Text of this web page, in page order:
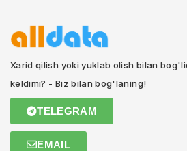
Xarid qilish yoki yuklab olish bilan
keldimi? - Biz bilan bog'laning!
TELEGRAM
EMAIL